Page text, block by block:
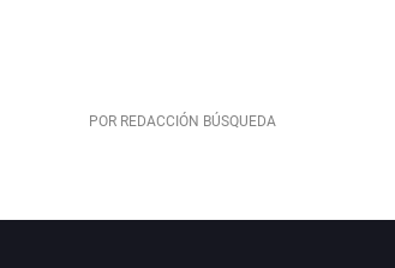
POR REDACCIÓN BÚSQUEDA